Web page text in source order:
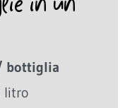
in un
bottiglia
litro